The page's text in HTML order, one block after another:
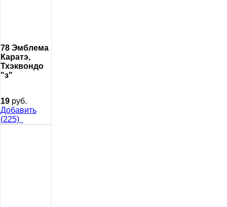
78 Эмблема
Каратэ,
Тхэквондо
"з"
19 руб.
Добавить
(225)